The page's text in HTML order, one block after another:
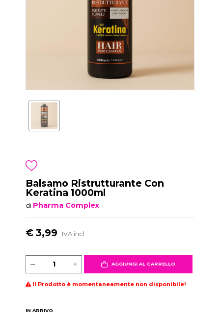
Balsamo Ristrutturante Con
Keratina 1000ml
di Pharma Complex
€ 3,99 IVA incl.
AGGIUNGI AL CARRELLO
Il Prodotto è momentaneamente non disponibile!
IN ARRIVO